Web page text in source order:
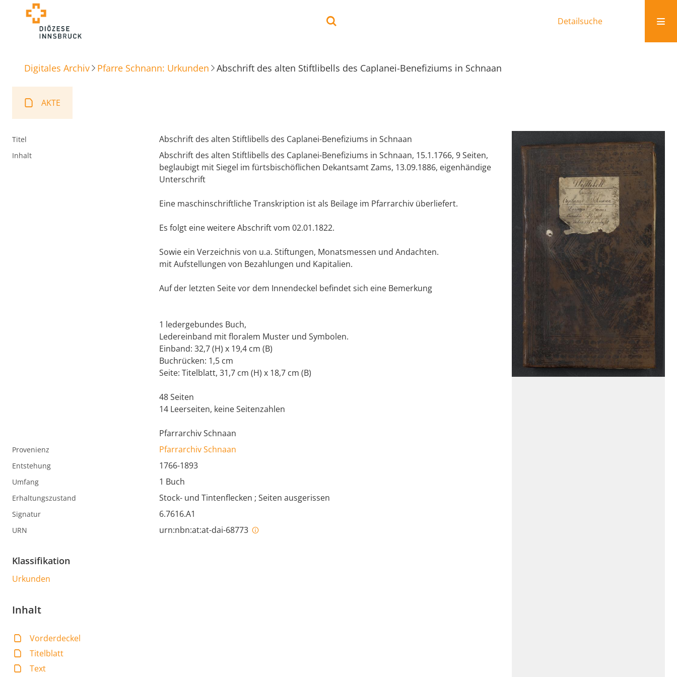
Detailsuche
Digitales Archiv Pfarre Schnann: Urkunden Abschrift des alten Stiftlibells des Caplanei-Benefiziums in Schnaan
AKTE
Titel Abschrift des alten Stiftlibells des Caplanei-Benefiziums in Schnaan
Inhalt
Abschrift des alten Stiftlibells des Caplanei-Benefiziums in Schnaan, 15.1.1766, 9 Seiten,
beglaubigt mit Siegel im fürtsbischöflichen Dekantsamt Zams, 13.09.1886, eigenhändige
Unterschrift
Eine maschinschriftliche Transkription ist als Beilage im Pfarrarchiv überliefert.
Es folgt eine weitere Abschrift vom 02.01.1822.
Sowie ein Verzeichnis von u.a. Stiftungen, Monatsmessen und Andachten.
mit Aufstellungen von Bezahlungen und Kapitalien.
Auf der letzten Seite vor dem Innendeckel befindet sich eine Bemerkung
1 ledergebundes Buch,
Ledereinband mit floralem Muster und Symbolen.
Einband: 32,7 (H) x 19,4 cm (B)
Buchrücken: 1,5 cm
Seite: Titelblatt, 31,7 cm (H) x 18,7 cm (B)
48 Seiten
14 Leerseiten, keine Seitenzahlen
Pfarrarchiv Schnaan
Provenienz Pfarrarchiv Schnaan
Entstehung 1766-1893
Umfang 1 Buch
Erhaltungszustand Stock- und Tintenflecken ; Seiten ausgerissen
Signatur 6.7616.A1
URN urn:nbn:at:at-dai-68773
Klassifikation
Urkunden
Inhalt
Vorderdeckel
Titelblatt
Text